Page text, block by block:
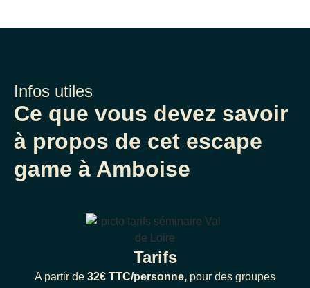
Infos utiles
Ce que vous devez savoir
à propos de cet escape
game à Amboise
Tarifs
A partir de 32€ TTC/personne, pour des groupes